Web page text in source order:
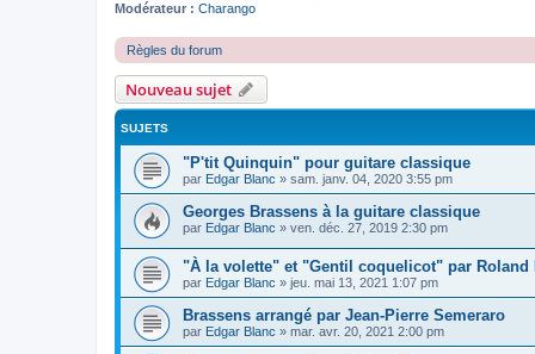
Modérateur : Charango
Règles du forum
Nouveau sujet
SUJETS
"P'tit Quinquin" pour guitare classique
par Edgar Blanc » sam. janv. 04, 2020 3:55 pm
Georges Brassens à la guitare classique
par Edgar Blanc » ven. déc. 27, 2019 2:30 pm
"À la volette" et "Gentil coquelicot" par Roland
par Edgar Blanc » jeu. mai 13, 2021 1:07 pm
Brassens arrangé par Jean-Pierre Semeraro
par Edgar Blanc » mar. avr. 20, 2021 2:00 pm